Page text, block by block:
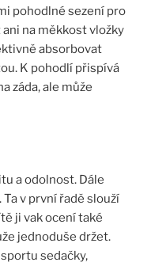
pohodlné sezení pro
na měkkost vložky
absorbovat
K pohodlí přispívá
záda, ale může
a odolnost. Dále
v první řadě slouží
ji vak ocení také
jednoduše držet.
sedačky,